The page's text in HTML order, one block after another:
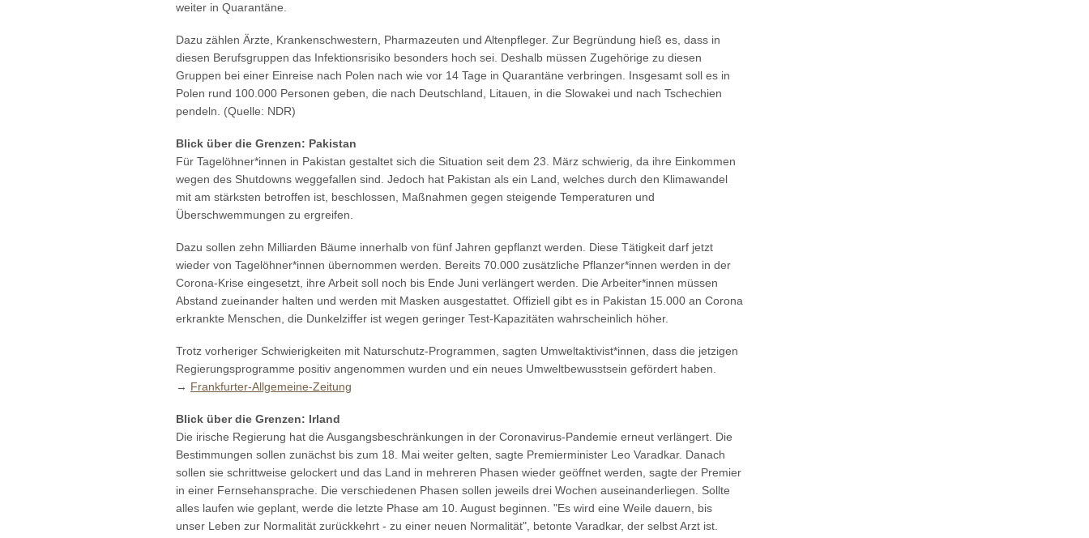
weiter in Quarantäne.
Dazu zählen Ärzte, Krankenschwestern, Pharmazeuten und Altenpfleger. Zur Begründung hieß es, dass in
diesen Berufsgruppen das Infektionsrisiko besonders hoch sei. Deshalb müssen Zugehörige zu diesen
Gruppen bei einer Einreise nach Polen nach wie vor 14 Tage in Quarantäne verbringen. Insgesamt soll es in
Polen rund 100.000 Personen geben, die nach Deutschland, Litauen, in die Slowakei und nach Tschechien
pendeln. (Quelle: NDR)
Blick über die Grenzen: Pakistan
Für Tagelöhner*innen in Pakistan gestaltet sich die Situation seit dem 23. März schwierig, da ihre Einkommen
wegen des Shutdowns weggefallen sind. Jedoch hat Pakistan als ein Land, welches durch den Klimawandel
mit am stärksten betroffen ist, beschlossen, Maßnahmen gegen steigende Temperaturen und
Überschwemmungen zu ergreifen.
Dazu sollen zehn Milliarden Bäume innerhalb von fünf Jahren gepflanzt werden. Diese Tätigkeit darf jetzt
wieder von Tagelöhner*innen übernommen werden. Bereits 70.000 zusätzliche Pflanzer*innen werden in der
Corona-Krise eingesetzt, ihre Arbeit soll noch bis Ende Juni verlängert werden. Die Arbeiter*innen müssen
Abstand zueinander halten und werden mit Masken ausgestattet. Offiziell gibt es in Pakistan 15.000 an Corona
erkrankte Menschen, die Dunkelziffer ist wegen geringer Test-Kapazitäten wahrscheinlich höher.
Trotz vorheriger Schwierigkeiten mit Naturschutz-Programmen, sagten Umweltaktivist*innen, dass die jetzigen
Regierungsprogramme positiv angenommen wurden und ein neues Umweltbewusstsein gefördert haben.
→ Frankfurter-Allgemeine-Zeitung
Blick über die Grenzen: Irland
Die irische Regierung hat die Ausgangsbeschränkungen in der Coronavirus-Pandemie erneut verlängert. Die
Bestimmungen sollen zunächst bis zum 18. Mai weiter gelten, sagte Premierminister Leo Varadkar. Danach
sollen sie schrittweise gelockert und das Land in mehreren Phasen wieder geöffnet werden, sagte der Premier
in einer Fernsehansprache. Die verschiedenen Phasen sollen jeweils drei Wochen auseinanderliegen. Sollte
alles laufen wie geplant, werde die letzte Phase am 10. August beginnen. "Es wird eine Weile dauern, bis
unser Leben zur Normalität zurückkehrt - zu einer neuen Normalität", betonte Varadkar, der selbst Arzt ist.